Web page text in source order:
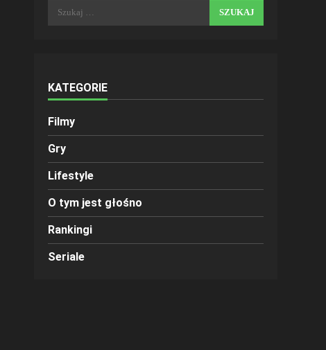
Szukaj:
KATEGORIE
Filmy
Gry
Lifestyle
O tym jest głośno
Rankingi
Seriale